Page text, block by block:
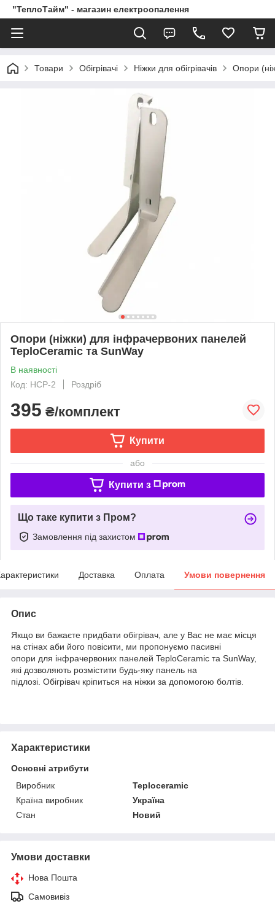
"ТеплоТайм" - магазин електроопалення
Товари Обігрівачі Ніжки для обігрівачів Опори
Опори (ніжки) для інфрачервоних панелей
TeploCeramic та SunWay
В наявності
Код: HCP-2
Роздріб
395 ₴/комплект
Купити
або
Купити з
Що таке купити з Пром?
Замовлення під захистом
Доставка Оплата Умови повернення
Опис
Якщо ви бажаєте придбати обігрівач, але у Вас не має місця
на стінах аби його повісити, ми пропонуємо пасивні
опори для інфрачервоних панелей TeploCeramic та SunWay,
які дозволяють розмістити будь-яку панель на
підлозі. Обігрівач кріпиться на ніжки за допомогою болтів.
Характеристики
Основні атрибути
Виробник
Teploceramic
Країна виробник
Україна
Стан
Новий
Умови доставки
Нова Пошта
Самовивіз